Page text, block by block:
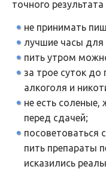
точного
не принимать
лучшие часы для
пить утром
за трое суток
алкоголя и
не есть
перед сдачей;
посоветоваться
пить препараты
исказились